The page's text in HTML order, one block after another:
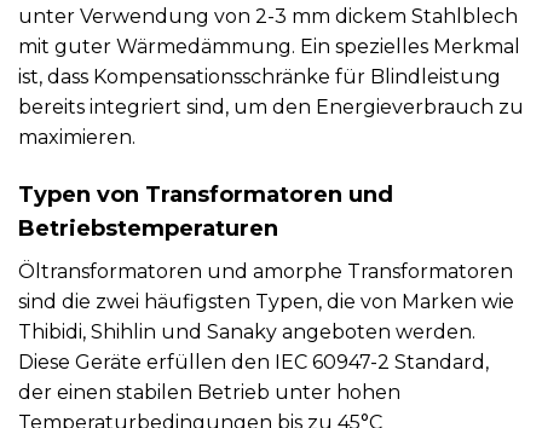
unter Verwendung von 2-3 mm dickem Stahlblech
mit guter Wärmedämmung. Ein spezielles Merkmal
ist, dass Kompensationsschränke für Blindleistung
bereits integriert sind, um den Energieverbrauch zu
maximieren.
Typen von Transformatoren und
Betriebstemperaturen
Öltransformatoren und amorphe Transformatoren
sind die zwei häufigsten Typen, die von Marken wie
Thibidi, Shihlin und Sanaky angeboten werden.
Diese Geräte erfüllen den IEC 60947-2 Standard,
der einen stabilen Betrieb unter hohen
Temperaturbedingungen bis zu 45°C